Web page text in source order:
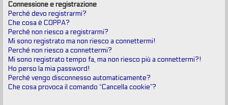
Connessione e registrazione
Perché devo registrarmi?
Che cosa è COPPA?
Perché non riesco a registrarmi?
Mi sono registrato ma non riesco a connettermi!
Perché non riesco a connettermi?
Mi sono registrato tempo fa, ma non riesco più a connettermi?!
Ho perso la mia password!
Perché vengo disconnesso automaticamente?
Che cosa provoca il comando “Cancella cookie”?